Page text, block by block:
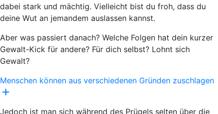
dabei stark und mächtig. Vielleicht bist du froh, dass du
deine Wut an jemandem auslassen kannst.
Aber was passiert danach? Welche Folgen hat dein kurzer
Gewalt-Kick für andere? Für dich selbst? Lohnt sich
Gewalt?
Menschen können aus verschiedenen Gründen zuschlagen
Jedoch ist man sich während des Prügels selten über die